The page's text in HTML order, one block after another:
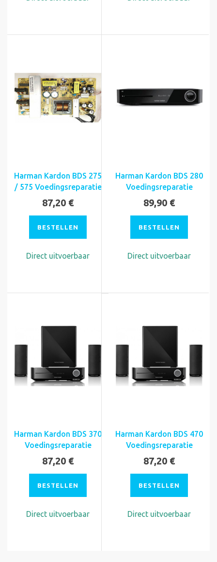
Harman Kardon BDS 275
/ 575 Voedingsreparatie
87,20 €
BESTELLEN
Direct uitvoerbaar
Harman Kardon BDS 280
Voedingsreparatie
89,90 €
BESTELLEN
Direct uitvoerbaar
Harman Kardon BDS 370
Voedingsreparatie
87,20 €
BESTELLEN
Direct uitvoerbaar
Harman Kardon BDS 470
Voedingsreparatie
87,20 €
BESTELLEN
Direct uitvoerbaar